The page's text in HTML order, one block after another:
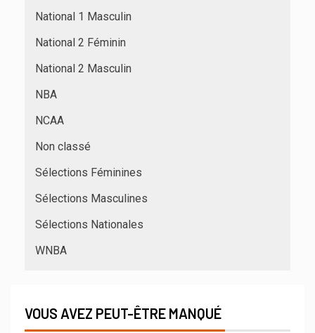
National 1 Masculin
National 2 Féminin
National 2 Masculin
NBA
NCAA
Non classé
Sélections Féminines
Sélections Masculines
Sélections Nationales
WNBA
VOUS AVEZ PEUT-ÊTRE MANQUÉ